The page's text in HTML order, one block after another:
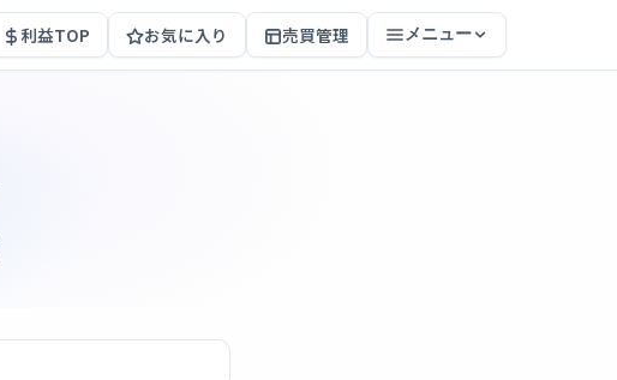
利益TOP お気に入り 売買管理 メニュー